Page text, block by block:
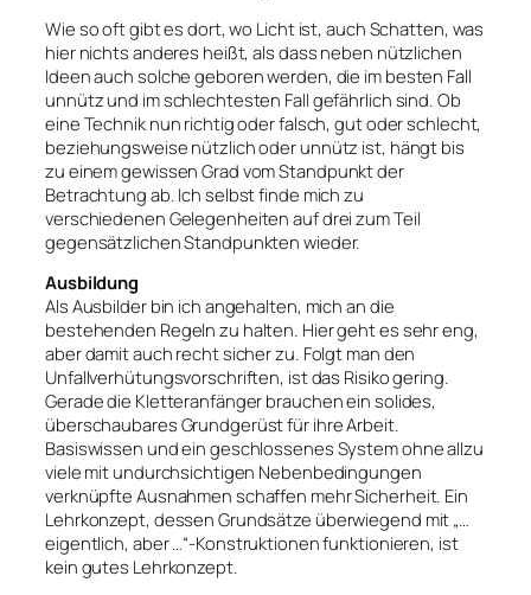
Wie so oft gibt es dort, wo Licht ist, auch Schatten, was
hier nichts anderes heißt, als dass neben nützlichen
Ideen auch solche geboren werden, die im besten Fall
unnütz und im schlechtesten Fall gefährlich sind. Ob
eine Technik nun richtig oder falsch, gut oder schlecht,
beziehungsweise nützlich oder unnütz ist, hängt bis
zu einem gewissen Grad vom Standpunkt der
Betrachtung ab. Ich selbst finde mich zu
verschiedenen Gelegenheiten auf drei zum Teil
gegensätzlichen Standpunkten wieder.
Ausbildung
Als Ausbilder bin ich angehalten, mich an die
bestehenden Regeln zu halten. Hier geht es sehr eng,
aber damit auch recht sicher zu. Folgt man den
Unfallverhütungsvorschriften, ist das Risiko gering.
Gerade die Kletteranfänger brauchen ein solides,
überschaubares Grundgerüst für ihre Arbeit.
Basiswissen und ein geschlossenes System ohne allzu
viele mit undurchsichtigen Nebenbedingungen
verknüpfte Ausnahmen schaffen mehr Sicherheit. Ein
Lehrkonzept, dessen Grundsätze überwiegend mit „…
eigentlich, aber …“-Konstruktionen funktionieren, ist
kein gutes Lehrkonzept.